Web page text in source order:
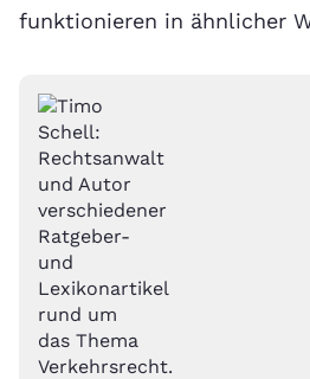
funktionieren in ähnlicher